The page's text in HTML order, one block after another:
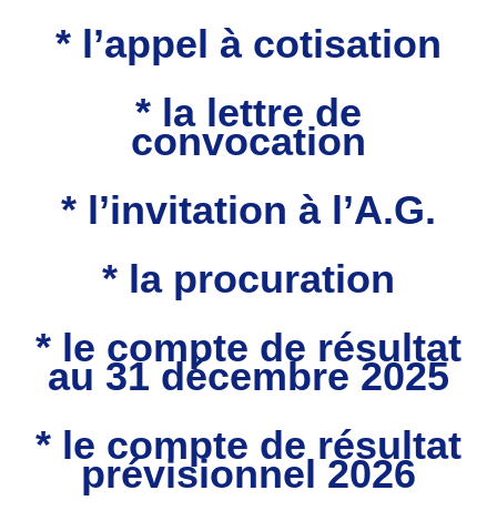
* l’appel à cotisation
* la lettre de
convocation
* l’invitation à l’A.G.
* la procuration
* le compte de résultat
au 31 décembre 2025
* le compte de résultat
prévisionnel 2026